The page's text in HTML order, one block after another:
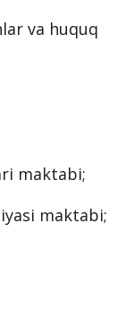
va huquq
maktabi;
maktabi;